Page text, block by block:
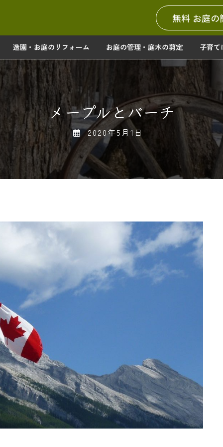
無料 お庭の
造園・お庭のリフォーム お庭の管理・庭木の剪定 子育て
メープルとバーチ
2020年5月1日